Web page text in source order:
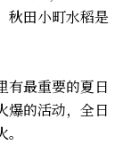
秋田小町水稻是
有最重要的夏日
爆的活动，全日